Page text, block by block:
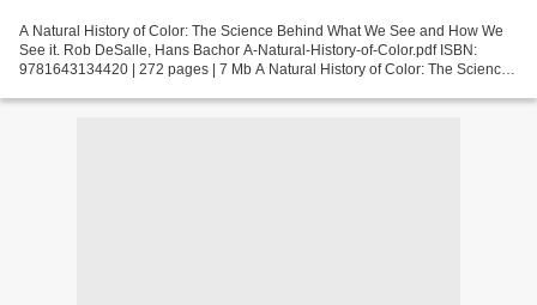
A Natural History of Color: The Science Behind What We See and How We
See it. Rob DeSalle, Hans Bachor A-Natural-History-of-Color.pdf ISBN:
9781643134420 | 272 pages | 7 Mb A Natural History of Color: The Science